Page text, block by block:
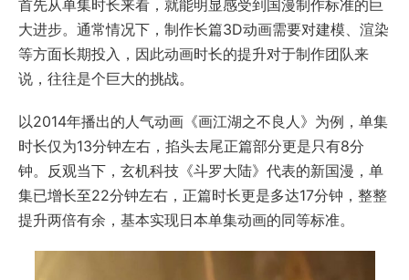
首先从单集时长来看，就能明显感受到国漫制作标准的巨
大进步。通常情况下，制作长篇3D动画需要对建模、渲染
等方面长期投入，因此动画时长的提升对于制作团队来
说，往往是个巨大的挑战。
以2014年播出的人气动画《画江湖之不良人》为例，单集
时长仅为13分钟左右，掐头去尾正篇部分更是只有8分
钟。反观当下，玄机科技《斗罗大陆》代表的新国漫，单
集已增长至22分钟左右，正篇时长更是多达17分钟，整整
提升两倍有余，基本实现日本单集动画的同等标准。